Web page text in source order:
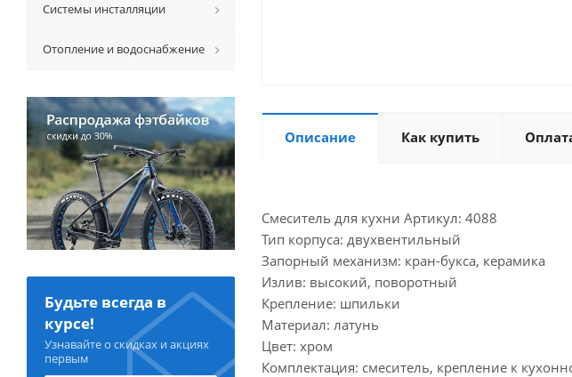
Описание Как купить
Смеситель для кухни Артикул: 4088
Тип корпуса: двухвентильный
Запорный механизм: кран-букса, керамика
Излив: высокий, поворотный
Крепление: шпильки
Материал: латунь
Цвет: хром
Комплектация: смеситель, крепление к
Системы инсталляции
Отопление и водоснабжение
Будьте всегда в
курсе!
Узнавайте о скидках и акциях
первым